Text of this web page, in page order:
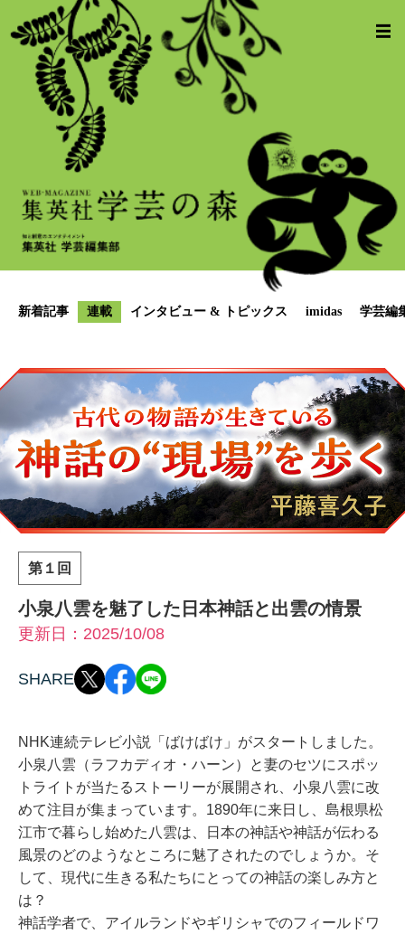
新着記事 連載 インタビュー & トピックス imidas 学芸編
第１回
小泉八雲を魅了した日本神話と出雲の情景
更新日：2025/10/08
SHARE
NHK連続テレビ小説「ばけばけ」がスタートしました。
小泉八雲（ラフカディオ・ハーン）と妻のセツにスポッ
トライトが当たるストーリーが展開され、小泉八雲に改
めて注目が集まっています。1890年に来日し、島根県松
江市で暮らし始めた八雲は、日本の神話や神話が伝わる
風景のどのようなところに魅了されたのでしょうか。そ
して、現代に生きる私たちにとっての神話の楽しみ方と
は？
神話学者で、アイルランドやギリシャでのフィールドワ